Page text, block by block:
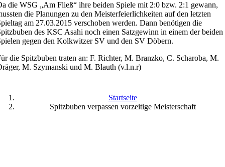
die WSG „Am Fließ“ ihre beiden Spiele mit 2:0 bzw. 2:1 gewann,
die Planungen zu den Meisterfeierlichkeiten auf den letzten
am 27.03.2015 verschoben werden. Dann benötigen die
des KSC Asahi noch einen Satzgewinn in einem der beiden
gegen den Kolkwitzer SV und den SV Döbern.
die Spitzbuben traten an: F. Richter, M. Branzko, C. Scharoba, M.
M. Szymanski und M. Blauth (v.l.n.r)
Startseite
Spitzbuben verpassen vorzeitige Meisterschaft